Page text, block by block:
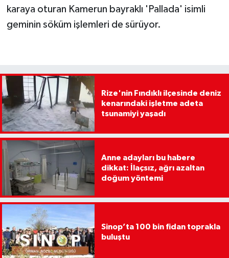
karaya oturan Kamerun bayraklı 'Pallada' isimli
geminin söküm işlemleri de sürüyor.
Rize'nin Fındıklı ilçesinde deniz
kenarındaki işletme adeta
tsunamiyi yaşadı
Anne adayları bu habere
dikkat: İlaçsız, ağrı azaltan
doğum yöntemi
Sinop’ta 100 bin fidan toprakla
buluştu